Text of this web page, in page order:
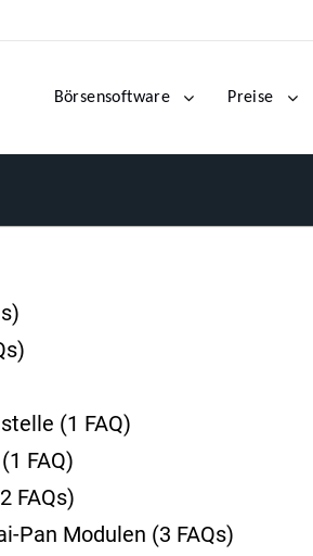
Börsensoftware Preise
(1 FAQ)
(1 FAQ)
FAQs)
Pan Modulen (3 FAQs)